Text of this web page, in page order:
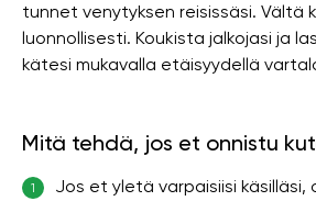
tunnet venytyksen reisissäsi. Vältä
luonnollisesti. Koukista jalkojasi ja
kätesi mukavalla etäisyydellä
Mitä tehdä, jos et onnistu
1
Jos et yletä varpaisiisi käsilläsi,